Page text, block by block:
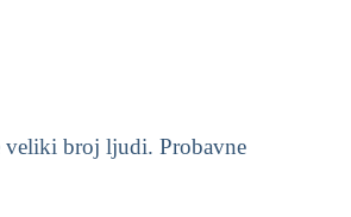
veliki broj ljudi. Probavne